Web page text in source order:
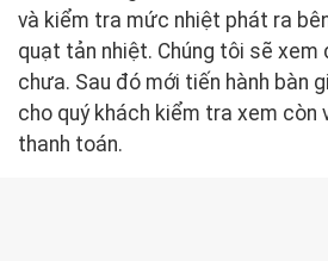
và kiểm tra mức nhiệt phát ra
quạt tản nhiệt. Chúng tôi sẽ xem
chưa. Sau đó mới tiến hành bàn
cho quý khách kiểm tra xem còn
thanh toán.